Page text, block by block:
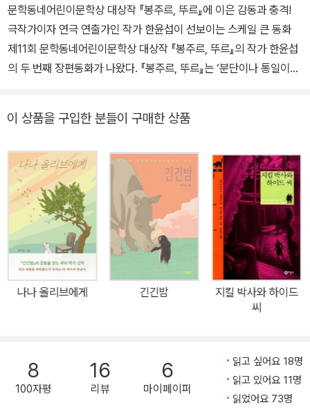
문학동네어린이문학상 대상작 『봉주르, 뚜르』에 이은 감동과 충격!
극작가이자 연극 연출가인 작가 한윤섭이 선보이는 스케일 큰 동화
제11회 문학동네어린이문학상 대상작 『봉주르, 뚜르』의 작가 한윤섭
의 두 번째 장편동화가 나왔다. 『봉주르, 뚜르』는 ‘분단이나 통일이라
내에 베스트셀러를 넘어 스테디셀러로 자리 잡았다. 이번 『해리엇』
확보할 것이다. 어린 원숭이 찰리와 그 곁을 묵묵히 지켜주는 늙은 거
북 해리엇의 이야기를 접하는 순간, 우리는 전혀 새로운 세상을 만나
게 된다. 마치 웰메이드 연극 한 편을 감상하는 듯한 느낌을 받는 것이
다. 이는 극작가와 연극 연출가로 활동 중인 작가의 이력이 이번 작품
에서도 십분 발휘되었기 때문이다. 동물에 빗대어 인간의 이야기를
하는 우화나 알레고리를 훨씬 넘어서 감동과 충격을 준다. 그것은 역
사성의 무게와 지혜로 다음 세대를 묵묵히 감싸는 해리엇과 같은 진
정한 어른이 지금의 인간 현실 속에는 없기 때문일 것이다. 그렇기에
창시자 찰스 다윈의 거북으로 알려진 해리엇은 천국과 같은 갈라파고
스에서 다윈을 만났고, 그 뒤 인간 세상으로 오게 된다. 그는 지난 20
06년 긴 삶의 여정을 마감하기까지 호주의 한 동물원에서 생활해왔
이 상품을 구입한 분들이 구매한 상품
나나 올리브에게 긴긴밤
지킬 박사와 하이드
씨
8
100자평
16
리뷰
6
마이페이퍼
읽고 싶어요 18명
읽고 있어요 11명
읽었어요 73명